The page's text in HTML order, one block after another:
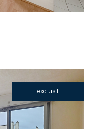
exclusif